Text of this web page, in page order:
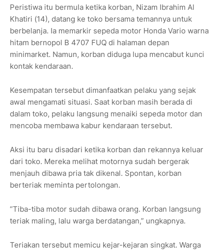
Peristiwa itu bermula ketika korban, Nizam Ibrahim Al
Khatiri (14), datang ke toko bersama temannya untuk
berbelanja. Ia memarkir sepeda motor Honda Vario warna
hitam bernopol B 4707 FUQ di halaman depan
minimarket. Namun, korban diduga lupa mencabut kunci
kontak kendaraan.
Kesempatan tersebut dimanfaatkan pelaku yang sejak
awal mengamati situasi. Saat korban masih berada di
dalam toko, pelaku langsung menaiki sepeda motor dan
mencoba membawa kabur kendaraan tersebut.
Aksi itu baru disadari ketika korban dan rekannya keluar
dari toko. Mereka melihat motornya sudah bergerak
menjauh dibawa pria tak dikenal. Spontan, korban
berteriak meminta pertolongan.
“Tiba-tiba motor sudah dibawa orang. Korban langsung
teriak maling, lalu warga berdatangan,” ungkapnya.
Teriakan tersebut memicu kejar-kejaran singkat. Warga